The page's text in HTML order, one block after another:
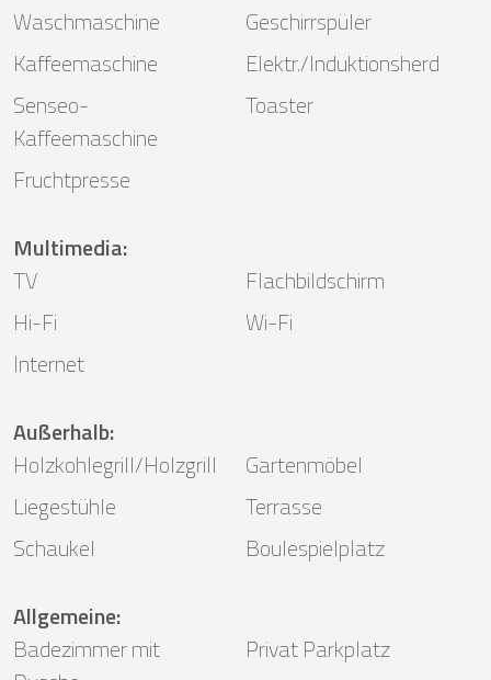
Waschmaschine
Geschirrspüler
Kaffeemaschine
Elektr./Induktionsherd
Senseo-
Kaffeemaschine
Toaster
Fruchtpresse
Multimedia:
TV
Flachbildschirm
Hi-Fi
Wi-Fi
Internet
Außerhalb:
Holzkohlegrill/Holzgrill
Gartenmöbel
Liegestühle
Terrasse
Schaukel
Boulespielplatz
Allgemeine:
Badezimmer mit
Privat Parkplatz